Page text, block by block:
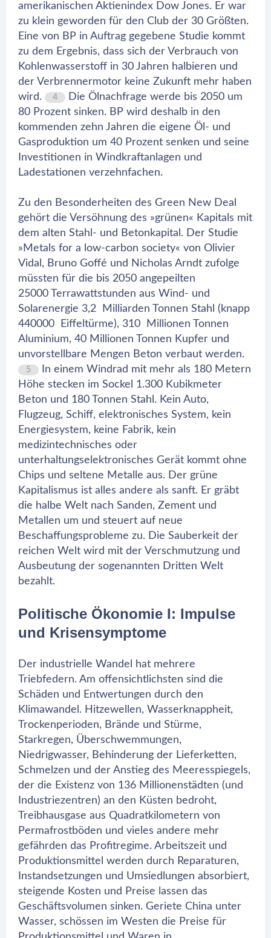
amerikanischen Aktienindex Dow Jones. Er war
zu klein geworden für den Club der 30 Größten.
Eine von BP in Auftrag gegebene Studie kommt
zu dem Ergebnis, dass sich der Verbrauch von
Kohlenwasserstoff in 30 Jahren halbieren und
der Verbrennermotor keine Zukunft mehr haben
wird.
4
Die Ölnachfrage werde bis 2050 um
80 Prozent sinken. BP wird deshalb in den
kommenden zehn Jahren die eigene Öl- und
Gasproduktion um 40 Prozent senken und seine
Investitionen in Windkraftanlagen und
Ladestationen verzehnfachen.
Zu den Besonderheiten des Green New Deal
gehört die Versöhnung des »grünen« Kapitals mit
dem alten Stahl- und Betonkapital. Der Studie
»Metals for a low-carbon society« von Olivier
Vidal, Bruno Goffé und Nicholas Arndt zufolge
müssten für die bis 2050 angepeilten
25000 Terrawattstunden aus Wind- und
Solarenergie 3,2 Milliarden Tonnen Stahl (knapp
440000 Eiffeltürme), 310 Millionen Tonnen
Aluminium, 40 Millionen Tonnen Kupfer und
unvorstellbare Mengen Beton verbaut werden.
5
In einem Windrad mit mehr als 180 Metern
Höhe stecken im Sockel 1.300 Kubikmeter
Beton und 180 Tonnen Stahl. Kein Auto,
Flugzeug, Schiff, elektronisches System, kein
Energiesystem, keine Fabrik, kein
medizintechnisches oder
unterhaltungselektronisches Gerät kommt ohne
Chips und seltene Metalle aus. Der grüne
Kapitalismus ist alles andere als sanft. Er gräbt
die halbe Welt nach Sanden, Zement und
Metallen um und steuert auf neue
Beschaffungsprobleme zu. Die Sauberkeit der
reichen Welt wird mit der Verschmutzung und
Ausbeutung der sogenannten Dritten Welt
bezahlt.
Politische Ökonomie I: Impulse
und Krisensymptome
Der industrielle Wandel hat mehrere
Triebfedern. Am offensichtlichsten sind die
Schäden und Entwertungen durch den
Klimawandel. Hitzewellen, Wasserknappheit,
Trockenperioden, Brände und Stürme,
Starkregen, Überschwemmungen,
Niedrigwasser, Behinderung der Lieferketten,
Schmelzen und der Anstieg des Meeresspiegels,
der die Existenz von 136 Millionenstädten (und
Industriezentren) an den Küsten bedroht,
Treibhausgase aus Quadratkilometern von
Permafrostböden und vieles andere mehr
gefährden das Profitregime. Arbeitszeit und
Produktionsmittel werden durch Reparaturen,
Instandsetzungen und Umsiedlungen absorbiert,
steigende Kosten und Preise lassen das
Geschäftsvolumen sinken. Geriete China unter
Wasser, schössen im Westen die Preise für